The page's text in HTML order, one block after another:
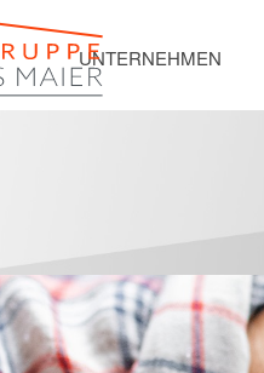
UNTERNEHMEN